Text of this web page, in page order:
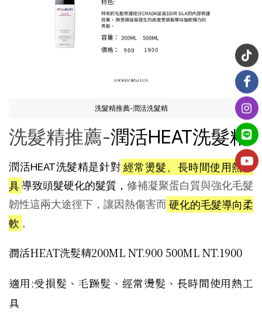
洗髮精推薦-潤活洗髮精
洗髮精推薦-潤活HEAT洗髮精
潤活HEAT洗髮精是針對經常燙髮、長時間使用熱工
具導致頭髮硬化的髮質， 修補凝聚蛋白質與強化毛髮
韌性這兩大途徑下，讓因熱傷害而 硬化的毛髮導向柔
軟 。
潤活HEAT洗髮精200ML NT.900 500ML NT.1900
適用:受損髮、毛躁髮、經常燙髮、長時間使用熱工
具